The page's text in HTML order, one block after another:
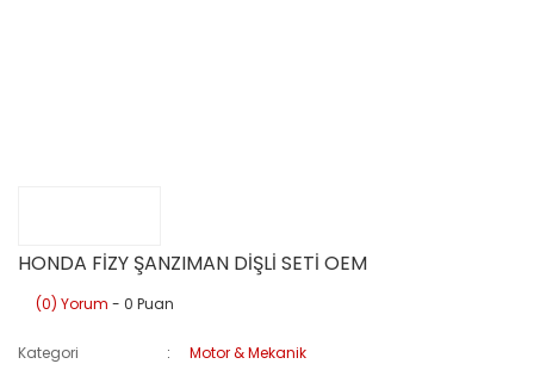
HONDA FİZY ŞANZIMAN DİŞLİ SETİ OEM
(0) Yorum - 0 Puan
Kategori
Motor & Mekanik